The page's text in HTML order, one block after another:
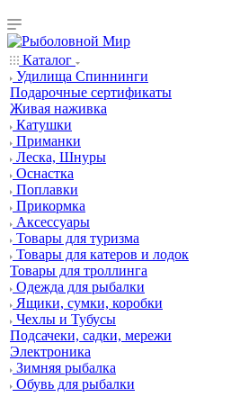
Каталог
Удилища Спиннинги
Подарочные сертификаты
Живая наживка
Катушки
Приманки
Леска, Шнуры
Оснастка
Поплавки
Прикормка
Аксессуары
Товары для туризма
Товары для катеров и лодок
Товары для троллинга
Одежда для рыбалки
Ящики, сумки, коробки
Чехлы и Тубусы
Подсачеки, садки, мережи
Электроника
Зимняя рыбалка
Обувь для рыбалки